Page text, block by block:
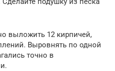
выложить 12 кирпичей,
Выровнять по одной
точно в